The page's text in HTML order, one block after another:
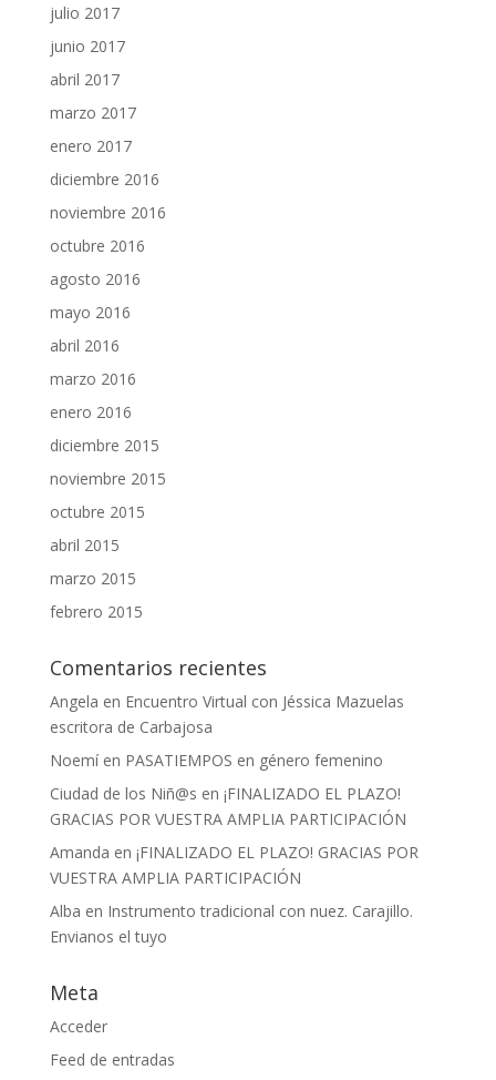
julio 2017
junio 2017
abril 2017
marzo 2017
enero 2017
diciembre 2016
noviembre 2016
octubre 2016
agosto 2016
mayo 2016
abril 2016
marzo 2016
enero 2016
diciembre 2015
noviembre 2015
octubre 2015
abril 2015
marzo 2015
febrero 2015
Comentarios recientes
Angela en Encuentro Virtual con Jéssica Mazuelas
escritora de Carbajosa
Noemíen PASATIEMPOS en género femenino
Ciudad de los Niñ@s en ¡FINALIZADO EL PLAZO!
GRACIAS POR VUESTRA AMPLIA PARTICIPACIÓN
Amanda en ¡FINALIZADO EL PLAZO! GRACIAS POR
VUESTRA AMPLIA PARTICIPACIÓN
Alba en Instrumento tradicional con nuez. Carajillo.
Envianos el tuyo
Meta
Acceder
Feed de entradas